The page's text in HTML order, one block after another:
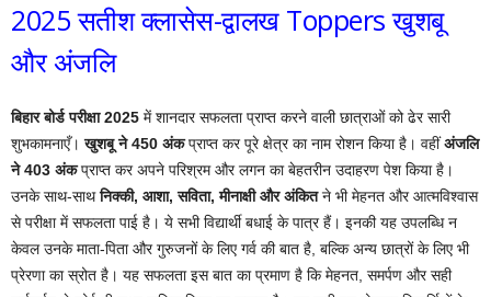
2025 सतीश क्लासेस-द्वालख Toppers खुशबू
और अंजलि
बिहार बोर्ड परीक्षा 2025 में शानदार सफलता प्राप्त करने वाली छात्राओं को ढेर सारी
शुभकामनाएँ।खुशबू ने 450 अंकप्राप्त कर पूरे क्षेत्र का नाम रोशन किया है। वहींअंजलि
ने 403 अंकप्राप्त कर अपने परिश्रम और लगन का बेहतरीन उदाहरण पेश किया है।
उनके साथ-साथनिक्की, आशा, सविता, मीनाक्षी और अंकितने भी मेहनत और आत्मविश्वास
से परीक्षा में सफलता पाई है। ये सभी विद्यार्थी बधाई के पात्र हैं। इनकी यह उपलब्धि न
केवल उनके माता-पिता और गुरुजनों के लिए गर्व की बात है, बल्कि अन्य छात्रों के लिए भी
प्रेरणा का स्रोत है। यह सफलता इस बात का प्रमाण है कि मेहनत, समर्पण और सही